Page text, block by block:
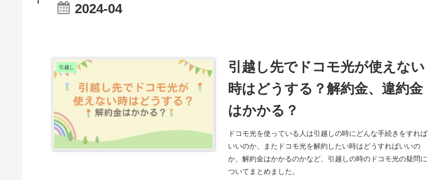
2024-04
引越し
引越し先でドコモ光が使えない
時はどうする？解約金、違約金
はかかる？
ドコモ光を使っている人は引越しの時にどんな手続きをすれば
いいのか、またドコモ光を解約したい時はどうすればいいの
か、解約金はかかるのかなど、引越しの時のドコモ光の疑問に
ついてまとめました。